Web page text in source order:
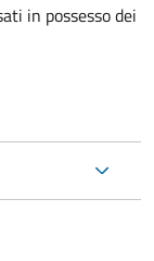
in possesso dei